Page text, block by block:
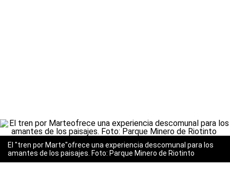
El "tren por Marte"ofrece una experiencia descomunal para los
amantes de los paisajes. Foto: Parque Minero de Riotinto